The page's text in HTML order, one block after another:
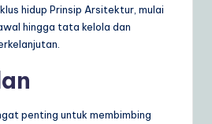
hidup Prinsip Arsitektur, mulai
hingga tata kelola dan
penting untuk membimbing